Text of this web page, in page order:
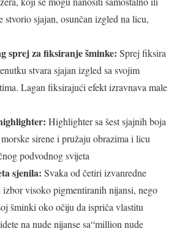
sjajan, osunčan izgled na licu,
sprej za fiksiranje šminke: Sprej fiksira
stvara sjajan izgled sa svojim
Lagan fiksirajući efekt izravnava male
Highlighter sa šest sjajnih boja
sirene i pružaju obrazima i licu
podvodnog svijeta
sjenila: Svaka od četiri izvanredne
izbor visoko pigmentiranih nijansi, nego
šminki oko očiju da ispriča vlastitu
na nude nijanse sa“million nude